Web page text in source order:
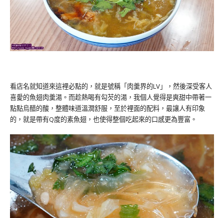
看店名就知道來這裡必點的，就是號稱「肉羹界的LV」，然後深受客人
喜愛的魚翅肉羹湯。而趁熱喝有勾芡的湯，我個人覺得是爽甜中帶著一
點點烏醋的酸，整體味道溫潤舒服，至於裡面的配料，最讓人有印象
的，就是帶有Q度的素魚翅，也使得整個吃起來的口感更為豐富。